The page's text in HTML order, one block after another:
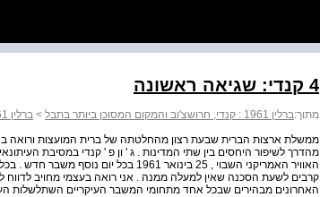
4 קנדי: שגיאה ראשונה
מתוך:ברלין 1961 : קנדי, חרושצ'וב והמקום המסוכן ביותר בתבל > ברלין 1961
ממשלת ארצות הברית שבעת רצון מהחלטתה של ברית המועצות ורואה
מהדרך לשיפור היחסים בין שתי המדינות . ג ' ון פ ' קנדי במסיבת
האוויר האמריקני השבוי , 25 בינואר 1961
קרבים לשעת הסכנה שאין למעלה ממנה . אני רואה בעצמי מחויב לדווח
האחרונים מבהירים שבכל אחד מתחומי המשבר העיקריים השתלשלות